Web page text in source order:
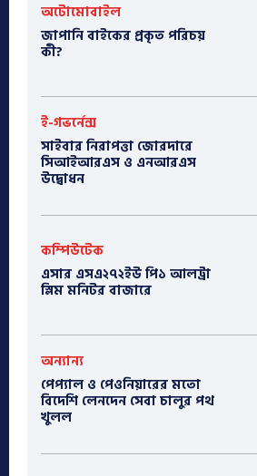
অটোমোবাইল
​জাপানি বাইকের প্রকৃত পরিচয়
কী?
ই-গভর্নেন্স
সাইবার নিরাপত্তা জোরদারে
সিআইআরএস ও এনআরএস
উদ্বোধন
কম্পিউটেক
এসার এসএ২৭২ইউ পি১ আলট্রা
স্লিম মনিটর বাজারে
অন্যান্য
পেপ্যাল ও পেওনিয়ারের মতো
বিদেশি লেনদেন সেবা চালুর পথ
খুলল